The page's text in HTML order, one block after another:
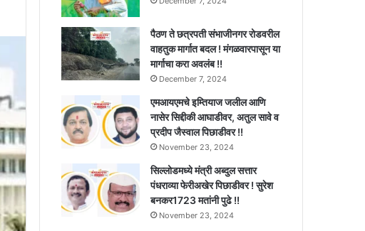
पैठण ते छत्रपती संभाजीनगर रोडवरील
वाहतुक मार्गात बदल ! मंगळवारपासून या
मार्गाचा करा अवलंब !!
December 7, 2024
एमआयएमचे इम्तियाज जलील आणि
नासेर सिद्दीकी आघाडीवर, अतुल सावे व
प्रदीप जैस्वाल पिछाडीवर !!
November 23, 2024
सिल्लोडमध्ये मंत्री अब्दुल सत्तार
पंधराव्या फेरीअखेर पिछाडीवर ! सुरेश
बनकर1723 मतांनी पुढे !!
November 23, 2024